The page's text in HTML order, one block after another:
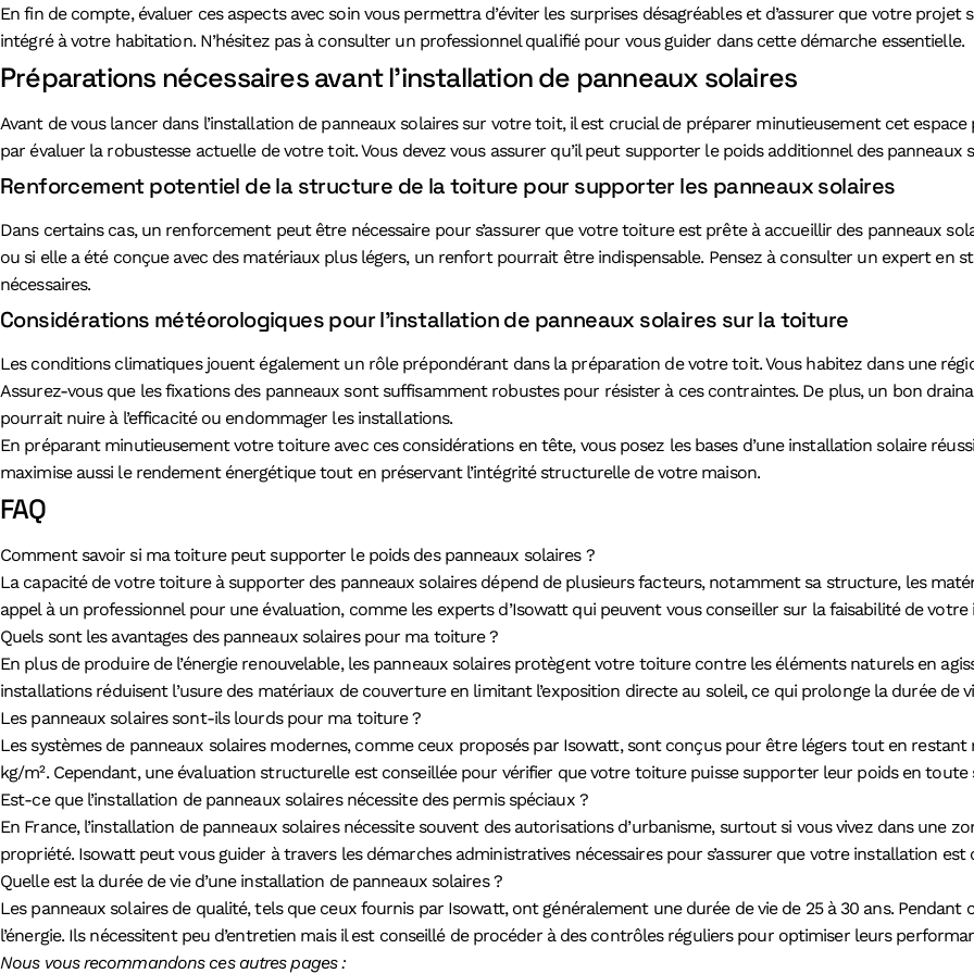
En fin de compte, évaluer ces aspects avec soin vous permettra d’éviter les surprises désagréables et d’assurer que votre
intégré à votre habitation. N’hésitez pas à consulter un professionnel qualifié pour vous guider dans cette démarche essentielle.
Préparations nécessaires avant l’installation de panneaux solaires
Avant de vous lancer dans l’installation de panneaux solaires sur votre toit, il est crucial de préparer minutieusement cet
par évaluer la robustesse actuelle de votre toit. Vous devez vous assurer qu’il peut supporter le poids additionnel des
Renforcement potentiel de la structure de la toiture pour supporter les panneaux solaires
Dans certains cas, un renforcement peut être nécessaire pour s’assurer que votre toiture est prête à accueillir des panneaux
ou si elle a été conçue avec des matériaux plus légers, un renfort pourrait être indispensable. Pensez à consulter un expert
nécessaires.
Considérations météorologiques pour l’installation de panneaux solaires sur la toiture
Les conditions climatiques jouent également un rôle prépondérant dans la préparation de votre toit. Vous habitez dans une
Assurez-vous que les fixations des panneaux sont suffisamment robustes pour résister à ces contraintes. De plus, un bon
pourrait nuire à l’efficacité ou endommager les installations.
En préparant minutieusement votre toiture avec ces considérations en tête, vous posez les bases d’une installation solaire
maximise aussi le rendement énergétique tout en préservant l’intégrité structurelle de votre maison.
FAQ
Comment savoir si ma toiture peut supporter le poids des panneaux solaires ?
La capacité de votre toiture à supporter des panneaux solaires dépend de plusieurs facteurs, notamment sa structure, les
appel à un professionnel pour une évaluation, comme les experts d’Isowatt qui peuvent vous conseiller sur la faisabilité de
Quels sont les avantages des panneaux solaires pour ma toiture ?
En plus de produire de l’énergie renouvelable, les panneaux solaires protègent votre toiture contre les éléments naturels en
installations réduisent l’usure des matériaux de couverture en limitant l’exposition directe au soleil, ce qui prolonge la durée de
Les panneaux solaires sont-ils lourds pour ma toiture ?
Les systèmes de panneaux solaires modernes, comme ceux proposés par Isowatt, sont conçus pour être légers tout en restant
kg/m². Cependant, une évaluation structurelle est conseillée pour vérifier que votre toiture puisse supporter leur poids en toute
Est-ce que l’installation de panneaux solaires nécessite des permis spéciaux ?
En France, l’installation de panneaux solaires nécessite souvent des autorisations d’urbanisme, surtout si vous vivez dans une
propriété. Isowatt peut vous guider à travers les démarches administratives nécessaires pour s’assurer que votre installation
Quelle est la durée de vie d’une installation de panneaux solaires ?
Les panneaux solaires de qualité, tels que ceux fournis par Isowatt, ont généralement une durée de vie de 25 à 30 ans.
l’énergie. Ils nécessitent peu d’entretien mais il est conseillé de procéder à des contrôles réguliers pour optimiser leurs
Nous vous recommandons ces autres pages :